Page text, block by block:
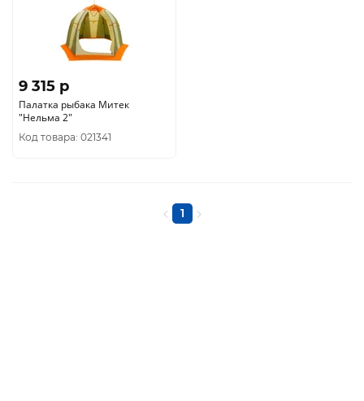
9 315 p
Палатка рыбака Митек
"Нельма 2"
Код товара: 021341
1